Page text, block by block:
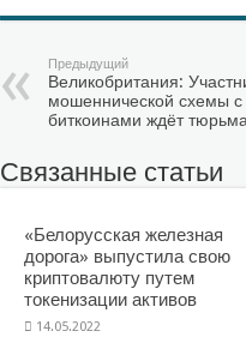
Предыдущий
Великобритания:
мошеннической схемы с
биткоинами ждёт
Связанные статьи
«Белорусская железная
дорога» выпустила свою
криптовалюту путем
токенизации активов
14.05.2022